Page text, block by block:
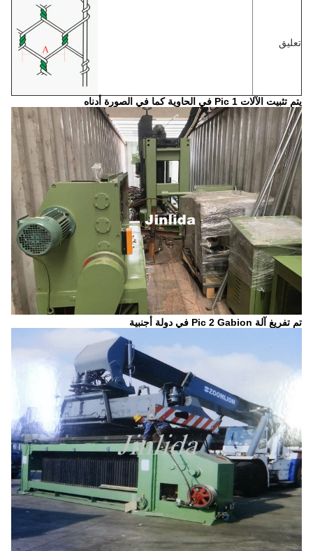
تعليق
يتم تثبيت الآلات Pic 1 في الحاوية كما في الصورة أدناه
تمتفريغ آلة Pic 2Gabion في دولة أجنبية